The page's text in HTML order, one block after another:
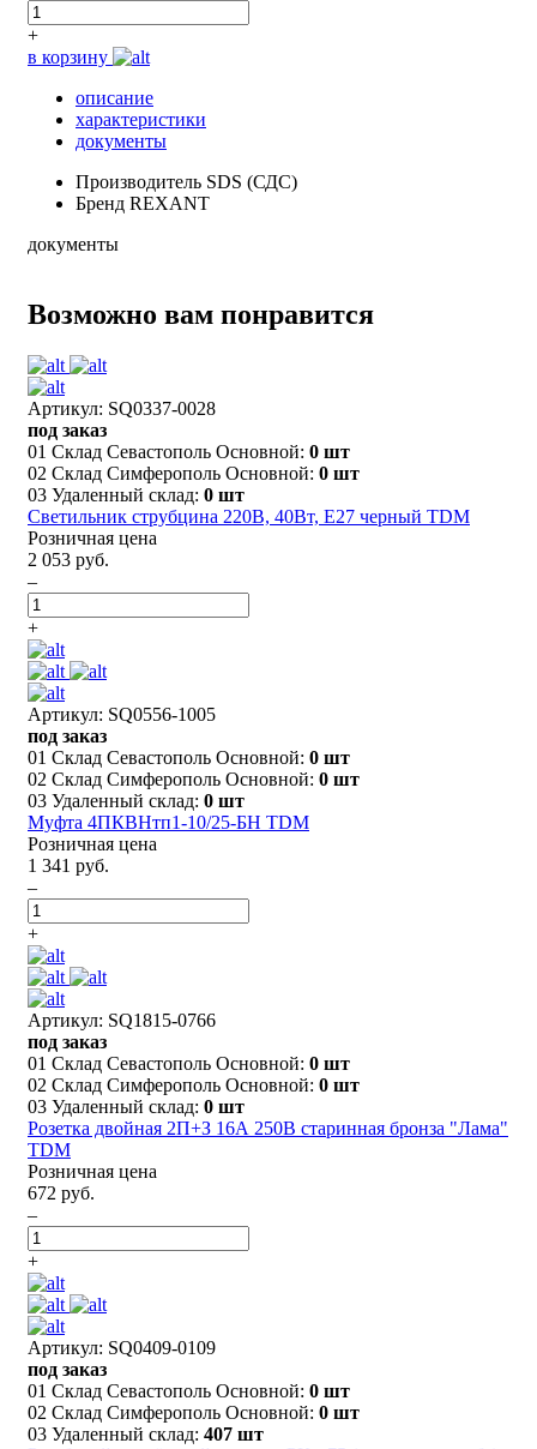
+
в корзину
описание
характеристики
документы
Производитель SDS (СДС)
Бренд REXANT
документы
Возможно вам понравится
Артикул: SQ0337-0028
под заказ
01 Склад Севастополь Основной: 0 шт
02 Склад Симферополь Основной: 0 шт
03 Удаленный склад: 0 шт
Светильник струбцина 220В, 40Вт, E27 черный TDM
Розничная цена
2 053 руб.
–
+
Артикул: SQ0556-1005
под заказ
01 Склад Севастополь Основной: 0 шт
02 Склад Симферополь Основной: 0 шт
03 Удаленный склад: 0 шт
Муфта 4ПКВНтп1-10/25-БН TDM
Розничная цена
1 341 руб.
–
+
Артикул: SQ1815-0766
под заказ
01 Склад Севастополь Основной: 0 шт
02 Склад Симферополь Основной: 0 шт
03 Удаленный склад: 0 шт
Розетка двойная 2П+З 16А 250В старинная бронза "Лама"
TDM
Розничная цена
672 руб.
–
+
Артикул: SQ0409-0109
под заказ
01 Склад Севастополь Основной: 0 шт
02 Склад Симферополь Основной: 0 шт
03 Удаленный склад: 407 шт